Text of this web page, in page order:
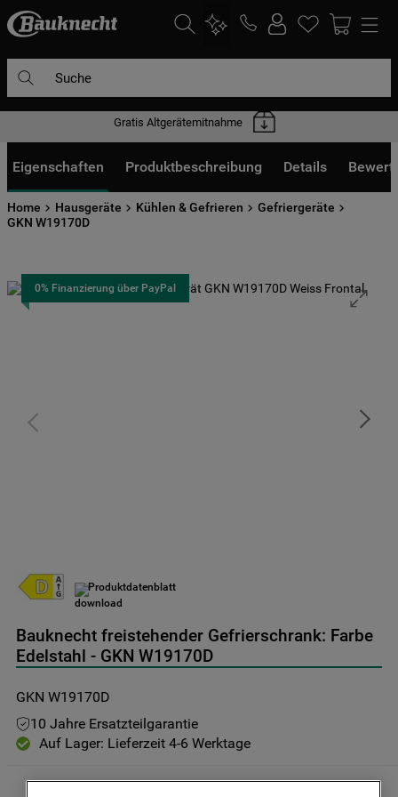
Gratis Altgerätemitnahme
Eigenschaften Produktbeschreibung Details
Home Hausgeräte Kühlen & Gefrieren
Gefriergeräte
GKN W19170D
0% Finanzierung über PayPal
Produktdatenblatt
Bauknecht freistehender Gefrierschrank: Farbe
Edelstahl - GKN W19170D
GKN W19170D
10 Jahre Ersatzteilgarantie
Auf Lager: Lieferzeit 4-6 Werktage
DIE HÄUFIGSTEN SUCHANFRAGEN
2. geschirrspülern
3. kühlgefrierkombination
5. trockner